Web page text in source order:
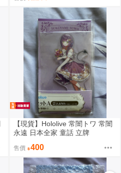
【現貨】Hololive 常闇トワ 常闇
永遠 日本全家 童話 立牌
售價 400